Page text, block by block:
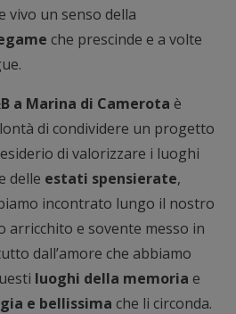
vivo un senso della
che prescinde e a volte
a Marina di Camerota è
di condividere un progetto
di valorizzare i luoghi
delle estati spensierate,
incontrato lungo il nostro
arricchito e sovente messo in
dall’amore che abbiamo
luoghi della memoria e
e bellissima che li circonda.